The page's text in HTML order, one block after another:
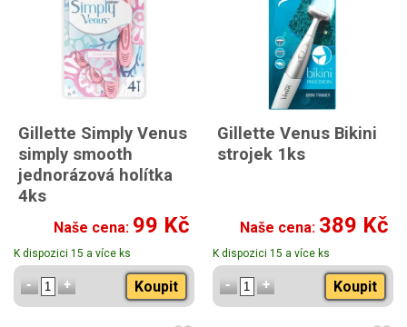
Gillette Simply Venus
simply smooth
jednorázová holítka
4ks
Naše cena: 99 Kč
K dispozici 15 a více ks
Koupit
Gillette Venus Bikini
strojek 1ks
Naše cena: 389 Kč
K dispozici 15 a více ks
Koupit